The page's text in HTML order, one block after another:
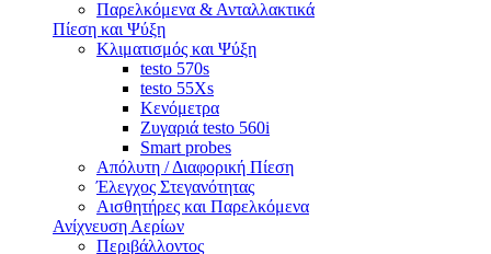
Παρελκόμενα & Ανταλλακτικά
Πίεση και Ψύξη
Κλιματισμός και Ψύξη
testo 570s
testo 55Xs
Κενόμετρα
Ζυγαριά testo 560i
Smart probes
Απόλυτη / Διαφορική Πίεση
Έλεγχος Στεγανότητας
Αισθητήρες και Παρελκόμενα
Ανίχνευση Αερίων
Περιβάλλοντος